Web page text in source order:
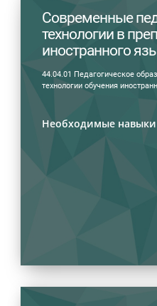
Современные
технологии в
иностранного
44.04.01 Педагогическое
технологии обучения
Необходимые навыки